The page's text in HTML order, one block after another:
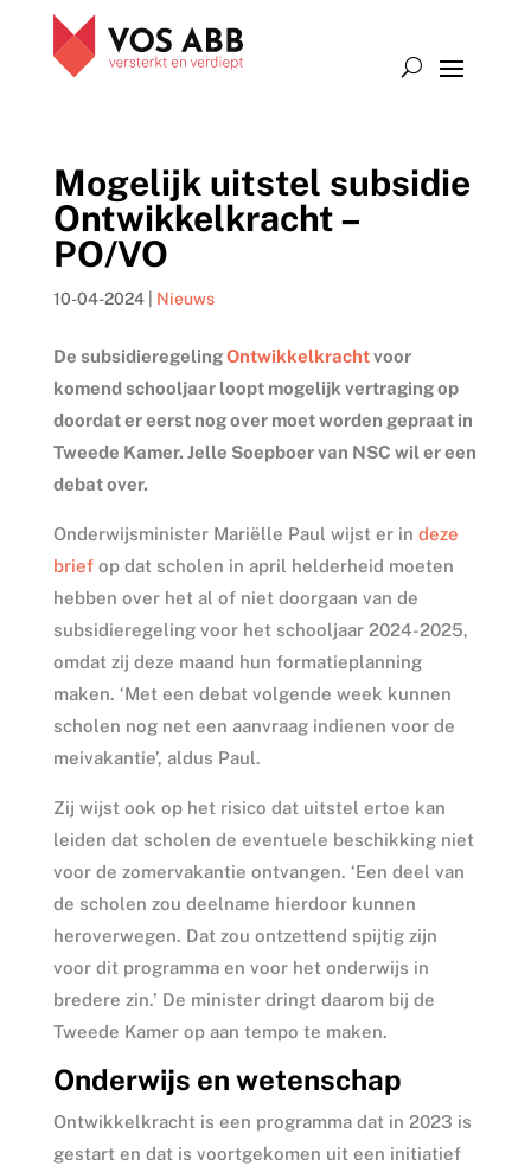
Mogelijk uitstel subsidie
Ontwikkelkracht –
PO/VO
10-04-2024| Nieuws
De subsidieregelingOntwikkelkrachtvoor
komend schooljaar loopt mogelijk vertraging op
doordat er eerst nog over moet worden gepraat in
Tweede Kamer. Jelle Soepboer van NSC wil er een
debat over.
Onderwijsminister Mariëlle Paul wijst er in deze
briefop dat scholen in april helderheid moeten
hebben over het al of niet doorgaan van de
subsidieregeling voor het schooljaar 2024-2025,
omdat zij deze maand hun formatieplanning
maken. ‘Met een debat volgende week kunnen
scholen nog net een aanvraag indienen voor de
meivakantie’, aldus Paul.
Zij wijst ook op het risico dat uitstel ertoe kan
leiden dat scholen de eventuele beschikking niet
voor de zomervakantie ontvangen. ‘Een deel van
de scholen zou deelname hierdoor kunnen
heroverwegen. Dat zou ontzettend spijtig zijn
voor dit programma en voor het onderwijs in
bredere zin.’ De minister dringt daarom bij de
Tweede Kamer op aan tempo te maken.
Onderwijs en wetenschap
Ontwikkelkracht is een programma dat in 2023 is
gestart en dat is voortgekomen uit een initiatief